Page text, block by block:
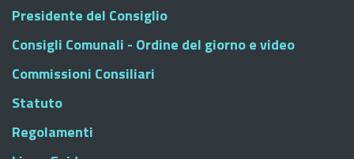
Presidente del Consiglio
Consigli Comunali - Ordine del giorno e video
Commissioni Consiliari
Statuto
Regolamenti